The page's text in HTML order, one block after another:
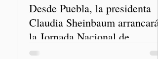
Desde Puebla, la presidenta
Claudia Sheinbaum arrancará
la Jornada Nacional de
Reforestación